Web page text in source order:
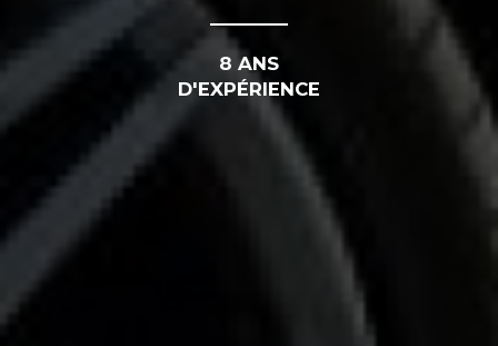
8 ANS
D'EXPÉRIENCE